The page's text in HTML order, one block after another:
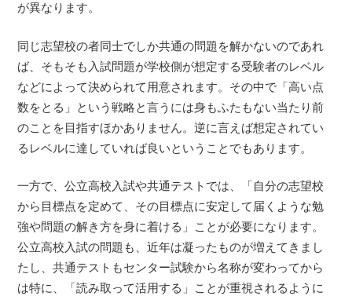
が異なります。
同じ志望校の者同士でしか共通の問題を解かないのであれ
ば、そもそも入試問題が学校側が想定する受験者のレベル
などによって決められて用意されます。その中で「高い点
数をとる」という戦略と言うには身もふたもない当たり前
のことを目指すほかありません。逆に言えば想定されてい
るレベルに達していれば良いということでもあります。
一方で、公立高校入試や共通テストでは、「自分の志望校
から目標点を定めて、その目標点に安定して届くような勉
強や問題の解き方を身に着ける」ことが必要になります。
公立高校入試の問題も、近年は凝ったものが増えてきまし
たし、共通テストもセンター試験から名称が変わってから
は特に、「読み取って活用する」ことが重視されるように